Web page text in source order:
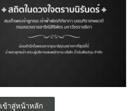
เข้าสู่หน้าหลัก